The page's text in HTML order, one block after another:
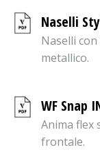
Naselli
Naselli
metallico.
WF Snap
Anima flex
frontale.